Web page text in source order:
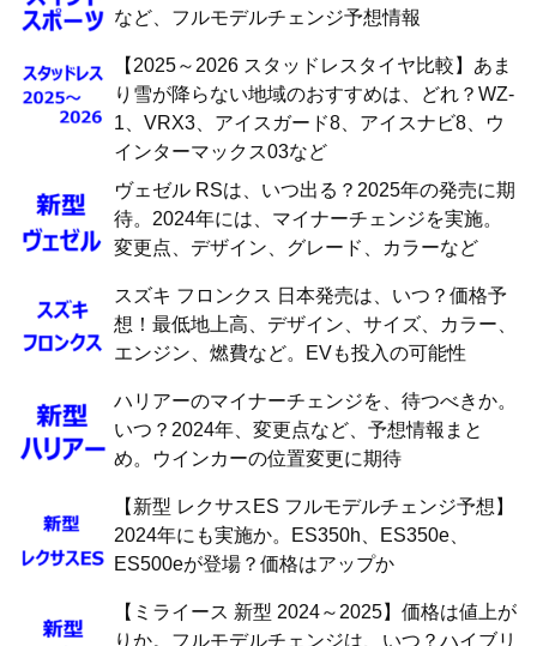
など、フルモデルチェンジ予想情報
【2025～2026 スタッドレスタイヤ比較】あま
り雪が降らない地域のおすすめは、どれ？WZ-
1、VRX3、アイスガード8、アイスナビ8、ウ
インターマックス03など
ヴェゼル RSは、いつ出る？2025年の発売に期
待。2024年には、マイナーチェンジを実施。
変更点、デザイン、グレード、カラーなど
スズキ フロンクス 日本発売は、いつ？価格予
想！最低地上高、デザイン、サイズ、カラー、
エンジン、燃費など。EVも投入の可能性
ハリアーのマイナーチェンジを、待つべきか。
いつ？2024年、変更点など、予想情報まと
め。ウインカーの位置変更に期待
【新型 レクサスES フルモデルチェンジ予想】
2024年にも実施か。ES350h、ES350e、
ES500eが登場？価格はアップか
【ミライース 新型 2024～2025】価格は値上が
りか。フルモデルチェンジは、いつ？ハイブリ